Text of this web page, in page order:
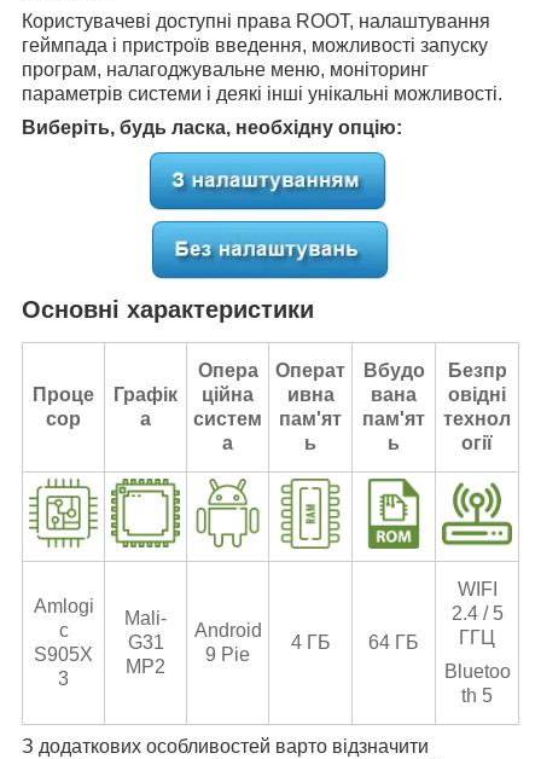
Користувачеві доступні права ROOT, налаштування
геймпада і пристроїв введення, можливості запуску
програм, налагоджувальне меню, моніторинг
параметрів системи і деякі інші унікальні можливості.
Виберіть, будь ласка, необхідну опцію:
Основні характеристики
Проце
сор
Графік
а
Опера
ційна
систем
а
Операт
ивна
пам'ят
ь
Вбудо
вана
пам'ят
ь
Безпр
овідні
технол
огії
Amlogi
c
S905X
3
Mali-
G31
MP2
Android
9 Pie
4 ГБ 64 ГБ
WIFI
2.4 / 5
ГГЦ
Bluetoo
th 5
З додаткових особливостей варто відзначити